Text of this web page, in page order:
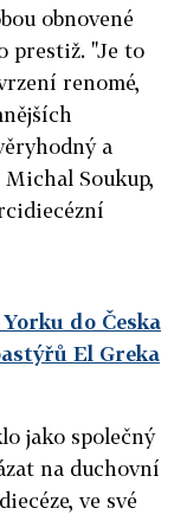
obnovené
prestiž. "Je to
renomé,
a
Soukup,
do Česka
El Greka
jako společný
na duchovní
ve své